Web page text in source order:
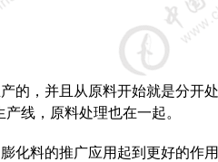
的，并且从原料开始就是分开
线，原料处理也在一起。
化料的推广应用起到更好的作